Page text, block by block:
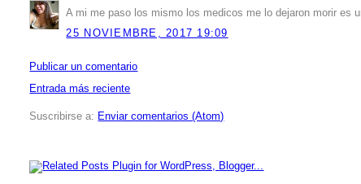
A mi me paso los mismo los medicos me lo dejaron morir es
25 NOVIEMBRE, 2017 19:09
Publicar un comentario
Entrada más reciente
Suscribirse a: Enviar comentarios (Atom)